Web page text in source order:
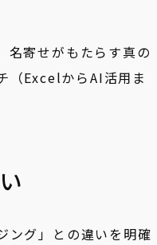
名寄せがもたらす真の
（ExcelからAI活用ま
ング」との違いを明確